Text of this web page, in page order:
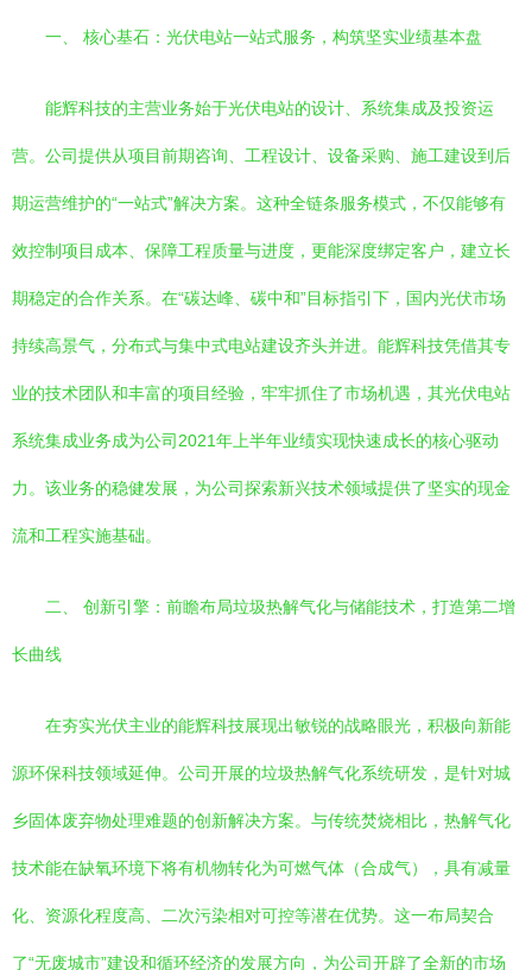
一、 核心基石：光伏电站一站式服务，构筑坚实业绩基本盘
能辉科技的主营业务始于光伏电站的设计、系统集成及投资运
营。公司提供从项目前期咨询、工程设计、设备采购、施工建设到后
期运营维护的“一站式”解决方案。这种全链条服务模式，不仅能够有
效控制项目成本、保障工程质量与进度，更能深度绑定客户，建立长
期稳定的合作关系。在“碳达峰、碳中和”目标指引下，国内光伏市场
持续高景气，分布式与集中式电站建设齐头并进。能辉科技凭借其专
业的技术团队和丰富的项目经验，牢牢抓住了市场机遇，其光伏电站
系统集成业务成为公司2021年上半年业绩实现快速成长的核心驱动
力。该业务的稳健发展，为公司探索新兴技术领域提供了坚实的现金
流和工程实施基础。
二、 创新引擎：前瞻布局垃圾热解气化与储能技术，打造第二增
长曲线
在夯实光伏主业的能辉科技展现出敏锐的战略眼光，积极向新能
源环保科技领域延伸。公司开展的垃圾热解气化系统研发，是针对城
乡固体废弃物处理难题的创新解决方案。与传统焚烧相比，热解气化
技术能在缺氧环境下将有机物转化为可燃气体（合成气），具有减量
化、资源化程度高、二次污染相对可控等潜在优势。这一布局契合
了“无废城市”建设和循环经济的发展方向，为公司开辟了全新的市场